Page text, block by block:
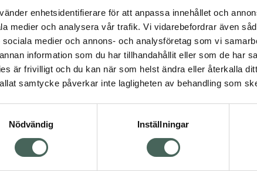
enhetsidentifierare för att anpassa innehållet och
medier och analysera vår trafik. Vi vidarebefordrar även
sociala medier och annons- och analysföretag som vi
information som du har tillhandahållit eller som de har
är frivilligt och du kan när som helst ändra eller återkalla
samtycke påverkar inte lagligheten av behandling som
Nödvändig
Inställningar
innan användning.
dig. Du hittar oss från Skåne i syd